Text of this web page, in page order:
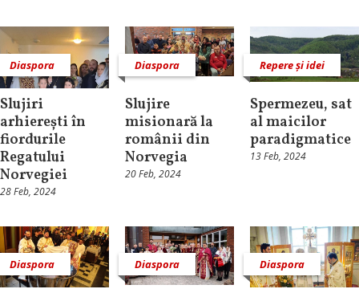
Diaspora
Slujiri
arhierești în
fiordurile
Regatului
Norvegiei
28 Feb, 2024
Diaspora
Slujire
misionară la
românii din
Norvegia
20 Feb, 2024
Repere și idei
Spermezeu, sat
al maicilor
paradigmatice
13 Feb, 2024
Diaspora Diaspora Diaspora